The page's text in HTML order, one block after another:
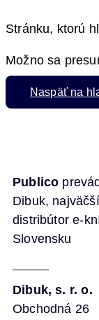
Stránku, ktorú
Možno sa
Naspäť na
Publico
Dibuk, najväčší
distribútor e-
Slovensku
Dibuk, s. r. o.
Obchodná 26